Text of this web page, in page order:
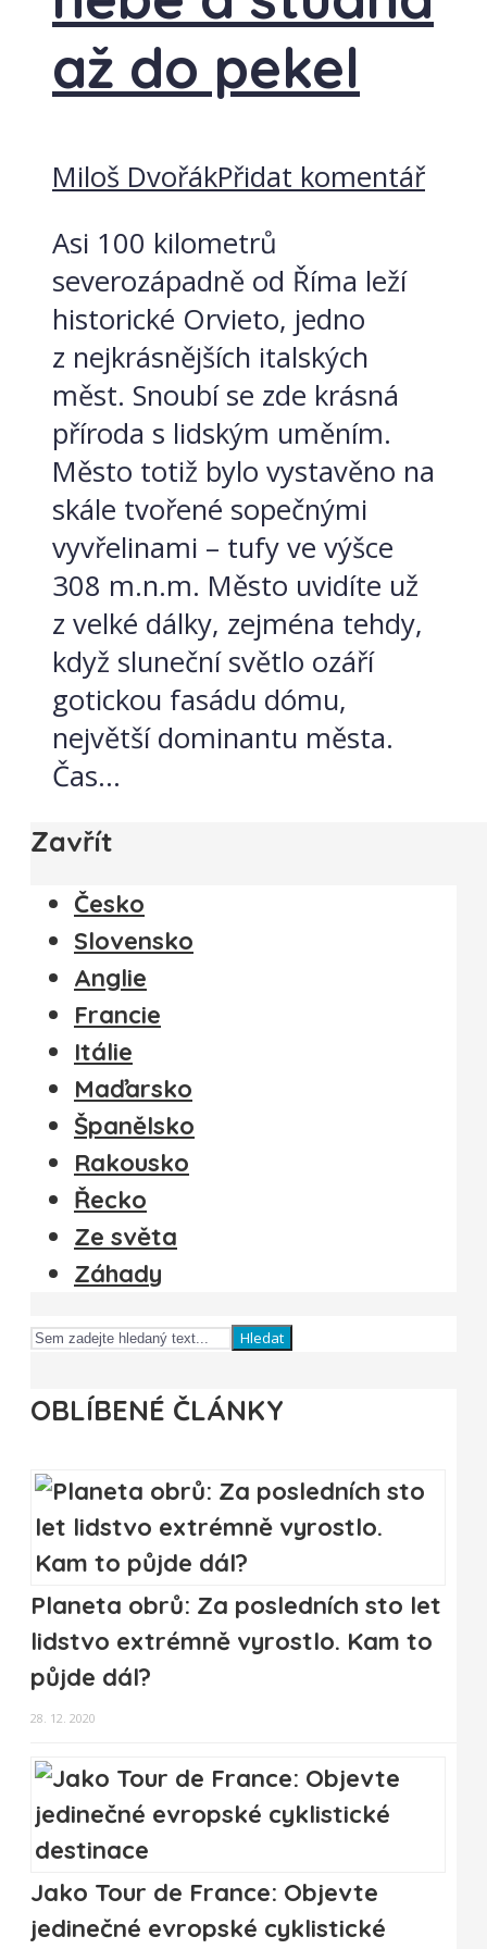
až do pekel
Miloš DvořákPřidat komentář
Asi 100 kilometrů
severozápadně od Říma leží
historické Orvieto, jedno
z nejkrásnějších italských
měst. Snoubí se zde krásná
příroda s lidským uměním.
Město totiž bylo vystavěno na
skále tvořené sopečnými
vyvřelinami – tufy ve výšce
308 m.n.m. Město uvidíte už
z velké dálky, zejména tehdy,
když sluneční světlo ozáří
gotickou fasádu dómu,
největší dominantu města.
Čas...
Zavřít
Česko
Slovensko
Anglie
Francie
Itálie
Maďarsko
Španělsko
Rakousko
Řecko
Ze světa
Záhady
Hledat
OBLÍBENÉ ČLÁNKY
Planeta obrů: Za posledních sto let
lidstvo extrémně vyrostlo. Kam to
půjde dál?
28. 12. 2020
Jako Tour de France: Objevte
jedinečné evropské cyklistické